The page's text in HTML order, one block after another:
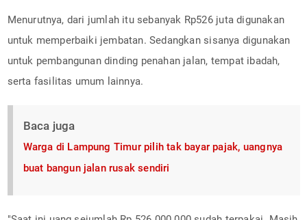
Menurutnya, dari jumlah itu sebanyak Rp526 juta digunakan
untuk memperbaiki jembatan. Sedangkan sisanya digunakan
untuk pembangunan dinding penahan jalan, tempat ibadah,
serta fasilitas umum lainnya.
Baca juga
Warga di Lampung Timur pilih tak bayar pajak, uangnya
buat bangun jalan rusak sendiri